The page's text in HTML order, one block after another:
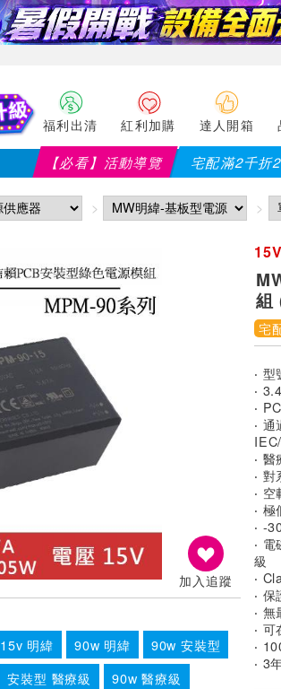
福利出清 紅利加購 達人開箱
【必看】活動導覽 宅配滿2千折
加入追蹤
15v 明緯 90w 明緯
90w 安裝型
安裝型 醫療級
90w 醫療級
組
宅
‧
‧
‧
‧
‧
‧
‧
‧
‧ -
‧
級
‧
‧
‧
‧
‧
‧ 3